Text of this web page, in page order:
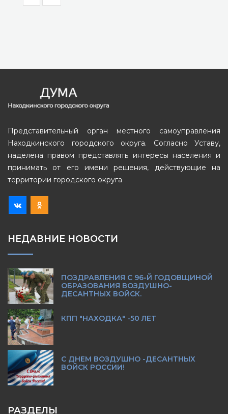
Представительный орган местного самоуправления
Находкинского городского округа. Согласно Уставу,
наделена правом представлять интересы населения и
принимать от его имени решения, действующие на
территории городского округа
НЕДАВНИЕ НОВОСТИ
ПОЗДРАВЛЕНИЯ С 96-Й ГОДОВЩИНОЙ
ОБРАЗОВАНИЯ ВОЗДУШНО-
ДЕСАНТНЫХ ВОЙСК.
КПП "НАХОДКА" -50 ЛЕТ
С ДНЕМ ВОЗДУШНО -ДЕСАНТНЫХ
ВОЙСК РОССИИ!
РАЗДЕЛЫ